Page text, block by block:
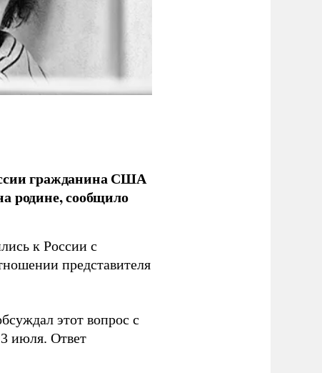
гражданина США
родине, сообщило
к России с
представителя
этот вопрос с
июля. Ответ